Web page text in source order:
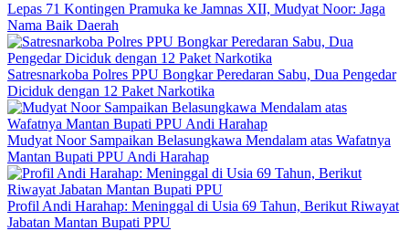
Lepas 71 Kontingen Pramuka ke Jamnas XII, Mudyat Noor: Jaga
Nama Baik Daerah
Satresnarkoba Polres PPU Bongkar Peredaran Sabu, Dua Pengedar
Diciduk dengan 12 Paket Narkotika
Mudyat Noor Sampaikan Belasungkawa Mendalam atas Wafatnya
Mantan Bupati PPU Andi Harahap
Profil Andi Harahap: Meninggal di Usia 69 Tahun, Berikut Riwayat
Jabatan Mantan Bupati PPU